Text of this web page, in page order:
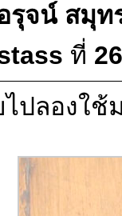
จน์ สมุท
ที่
ปลองใช้